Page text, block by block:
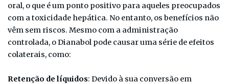
oral, o que é um ponto positivo para aqueles preocupados
com a toxicidade hepática. No entanto, os benefícios não
vêm sem riscos. Mesmo com a administração
controlada, o Dianabol pode causar uma série de efeitos
colaterais, como:
Retenção de líquidos: Devido à sua conversão em